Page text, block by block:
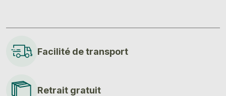
Facilité de transport
Retrait gratuit